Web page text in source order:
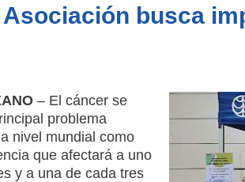
busca
– El cáncer se
problema
nivel mundial como
que afectará a uno
y a una de cada tres